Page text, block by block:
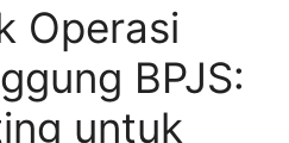
Operasi
BPJS:
untuk